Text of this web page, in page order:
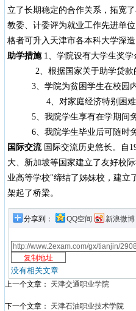
立了长期稳定的合作关系，拓宽
教委、计委评为就业工作先进单
格者可升入天津市各本科大学深
助学措施 1、学院设有大学生奖
2、根据国家关于助学贷款的
3、学院为贫困学生在校园内
4、对家庭经济特别困难的学
5、我院学生享有在学期间免
6、我院学生毕业后可随时免
国际交流 国际交流历史悠长。自
大、新加坡等国家建立了友好校
业高等学校"缔结了姊妹校，建立
架起了桥梁。
分享到： QQ空间 新浪微博
没有相关文章
上一个文章： 天津交通职业学院
下一个文章：
天津石油职业技术学院